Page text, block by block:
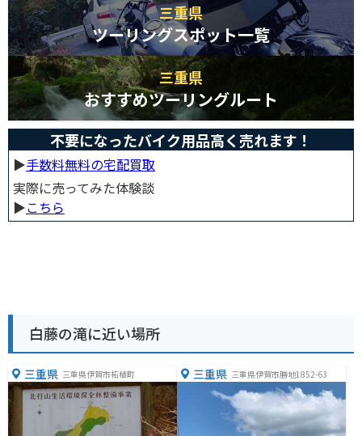
三重県
ツーリングスポット一覧
三重県
おすすめツーリングルート
不要になったバイク用品高く売れます！
▶︎手数料無料の宅配買取
実際に売ってみた体験談
▶︎こちら
白藤の滝に近い場所
三重県 三重県伊賀市柘植町 三重県 三重県伊賀市勝地1852-63